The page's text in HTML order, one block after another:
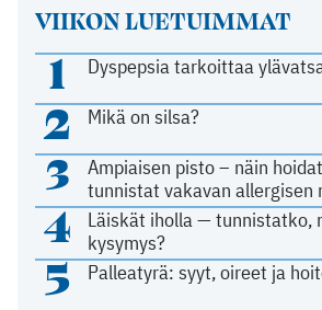
VIIKON LUETUIMMAT
1 Dyspepsia tarkoittaa
2 Mikä on silsa?
3
Ampiaisen pisto – näin
tunnistat vakavan allergisen
4
Läiskät iholla — tunnistatko,
kysymys?
5 Palleatyrä: syyt, oireet ja